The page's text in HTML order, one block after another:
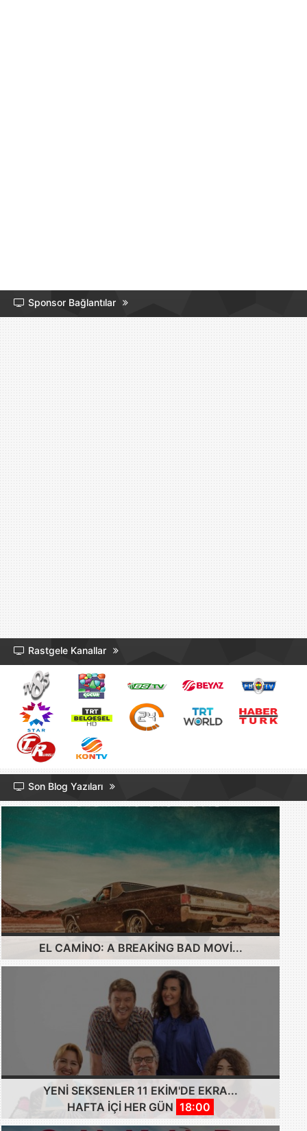
Sponsor Bağlantılar
Rastgele Kanallar
Son Blog Yazıları
EL CAMINO: A BREAKING BAD MOVI...
YENI SEKSENLER 11 EKIM'DE EKRA...
HAFTA IÇI HER GÜN 18:00